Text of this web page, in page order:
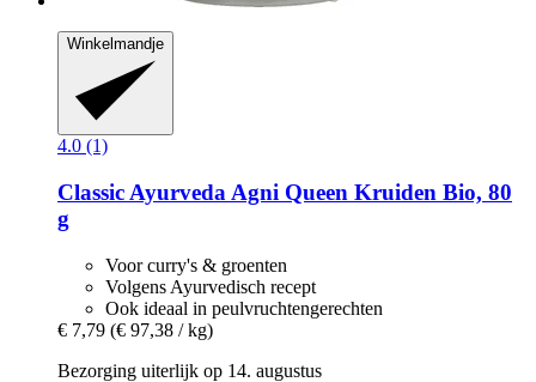
Winkelmandje
4.0 (1)
Classic Ayurveda Agni Queen Kruiden Bio, 80
g
Voor curry's & groenten
Volgens Ayurvedisch recept
Ook ideaal in peulvruchtengerechten
€ 7,79 (€ 97,38 / kg)
Bezorging uiterlijk op 14. augustus